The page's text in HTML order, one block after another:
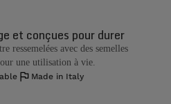
et conçues pour durer
ressemelées avec des semelles
une utilisation à vie.
Made in Italy